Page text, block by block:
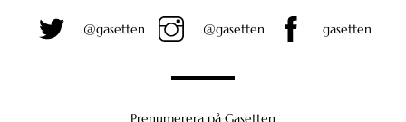
@gasetten @gasetten gasetten
Prenumerera på Gasetten